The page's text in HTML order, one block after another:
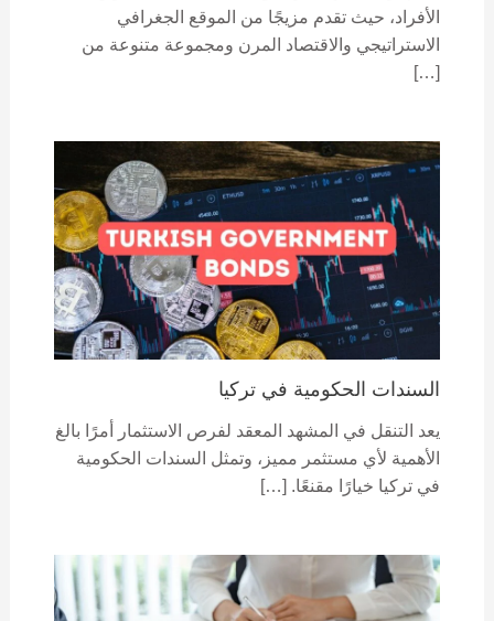
الأفراد، حيث تقدم مزيجًا من الموقع الجغرافي
الاستراتيجي والاقتصاد المرن ومجموعة متنوعة من
[…]
السندات الحكومية في تركيا
يعد التنقل في المشهد المعقد لفرص الاستثمار أمرًا بالغ
الأهمية لأي مستثمر مميز، وتمثل السندات الحكومية
في تركيا خيارًا مقنعًا. […]